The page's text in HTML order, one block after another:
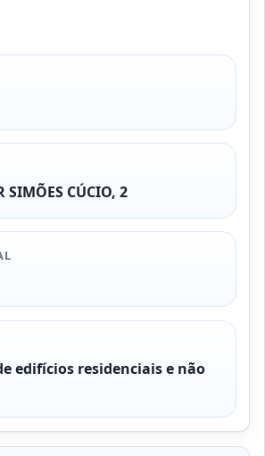
SIMÕES CÚCIO, 2
edifícios residenciais e não